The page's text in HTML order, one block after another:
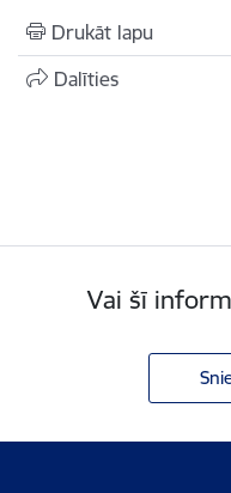
Drukāt lapu
Dalīties
Vai šī